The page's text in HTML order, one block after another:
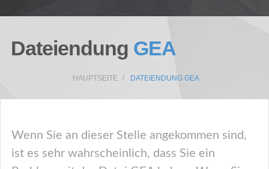
Dateiendung GEA
HAUPTSEITE DATEIENDUNG GEA
Wenn Sie an dieser Stelle angekommen sind,
ist es sehr wahrscheinlich, dass Sie ein